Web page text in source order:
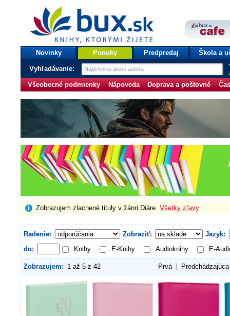
bux.sk
knihy, ktorými žijete
Úvodná stránka
Novinky Ponuky Predpredaj Škola a
Vyhľadávanie:
Všeobecné podmienky Nápoveda Doprava a poštovné
Zobrazujem zlacnené tituly v žánri Diáre. Všetky zľavy
Radenie: Zobraziť:
Jazyk:
do:
Knihy E-Knihy Audioknihy E-
Zobrazujem: 1 až 5 z 42 Prvá | Predchádzajúca